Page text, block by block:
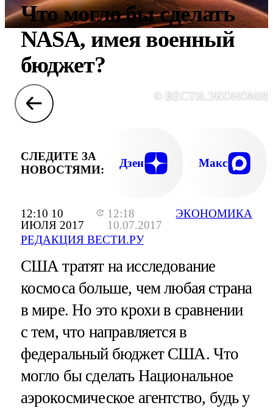
12:10 10
ИЮЛЯ 2017
12:18
10.07.2017
РЕДАКЦИЯ ВЕСТИ.РУ
ЭКОНОМИКА
Что могло бы сделать
NASA, имея военный
бюджет?
©
СЛЕДИТЕ ЗА
НОВОСТЯМИ:
Дзен Макс
США тратят на исследование
космоса больше, чем любая страна
в мире. Но это крохи в сравнении
с тем, что направляется в
федеральный бюджет США. Что
могло бы сделать Национальное
аэрокосмическое агентство, будь у